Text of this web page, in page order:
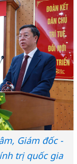
Giám đốc -
trị quốc gia